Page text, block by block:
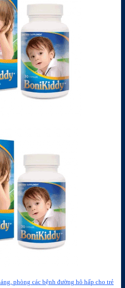
phòng các bệnh đường hô hấp cho trẻ